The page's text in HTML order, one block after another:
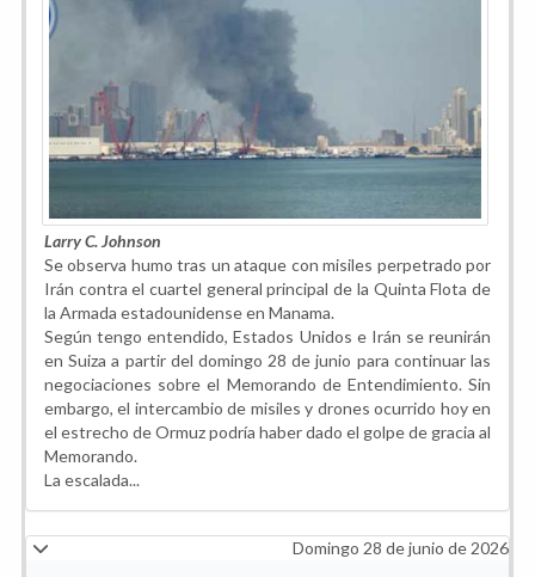
Larry C. Johnson
Se observa humo tras un ataque con misiles perpetrado por
Irán contra el cuartel general principal de la Quinta Flota de
la Armada estadounidense en Manama.
Según tengo entendido, Estados Unidos e Irán se reunirán
en Suiza a partir del domingo 28 de junio para continuar las
negociaciones sobre el Memorando de Entendimiento. Sin
embargo, el intercambio de misiles y drones ocurrido hoy en
el estrecho de Ormuz podría haber dado el golpe de gracia al
Memorando.
La escalada...
Domingo 28 de junio de 2026